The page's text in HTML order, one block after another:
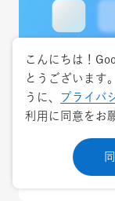
ナレッジ・ノ
【押して広
能「長押し
アクセ
こんにちは！
とうございます
うに、
プライバ
利用に同意をお